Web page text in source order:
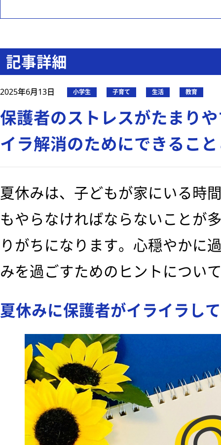
記事詳細
2025年6月13日 小学生 子育て 生活 教育
保護者のストレスがたまり
イラ解消のためにできるこ
夏休みは、子どもが家にいる時
もやらなければならないことが
りがちになります。心穏やかに
みを過ごすためのヒントについ
夏休みに保護者がイライラし